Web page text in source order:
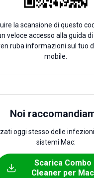
la scansione di questo
veloce accesso alla guida
ruba informazioni sul tuo
mobile.
Noi
oggi stesso delle
sistemi Mac:
Scarica Combo
Cleaner per Mac